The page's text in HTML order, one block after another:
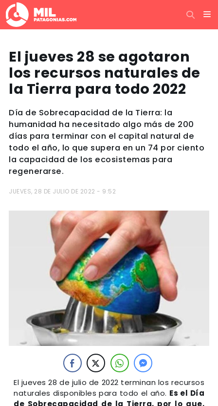
El jueves 28 se agotaron
los recursos naturales de
la Tierra para todo 2022
Día de Sobrecapacidad de la Tierra: la
humanidad ha necesitado algo más de 200
días para terminar con el capital natural de
todo el año, lo que supera en un 74 por ciento
la capacidad de los ecosistemas para
regenerarse.
JUEVES, 28 DE JULIO DE 2022 - 9:52
El jueves 28 de julio de 2022 terminan los recursos
naturales disponibles para todo el año. Es el Día
de Sobrecapacidad de la Tierra, por lo que,